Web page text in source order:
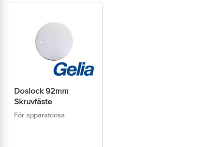
Doslock 92mm
Skruvfäste
För apparatdosa